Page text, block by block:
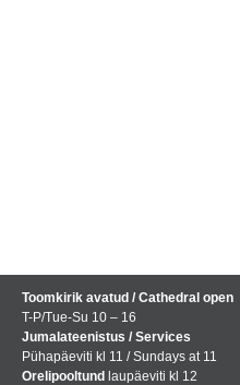
Toomkirik avatud / Cathedral open
T-P/Tue-Su 10 – 16
Jumalateenistus / Services
Pühapäeviti kl 11 / Sundays at 11
Orelipooltund laupäeviti kl 12